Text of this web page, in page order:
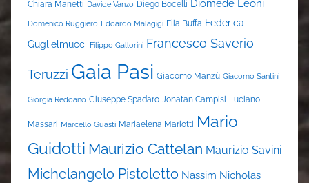
Chiara Manetti Davide Vanzo Diego Bocelli Diomede Leoni
Domenico Ruggiero Edoardo Malagigi Elia Buffa Federica
Guglielmucci Filippo Gallorini Francesco Saverio
Teruzzi Gaia Pasi Giacomo Manzù Giacomo Santini
Giorgia Redoano Giuseppe Spadaro Jonatan Campisi Luciano
Massari Marcello Guasti Mariaelena Mariotti Mario
Guidotti Maurizio Cattelan Maurizio Savini
Michelangelo Pistoletto Nassim Nicholas